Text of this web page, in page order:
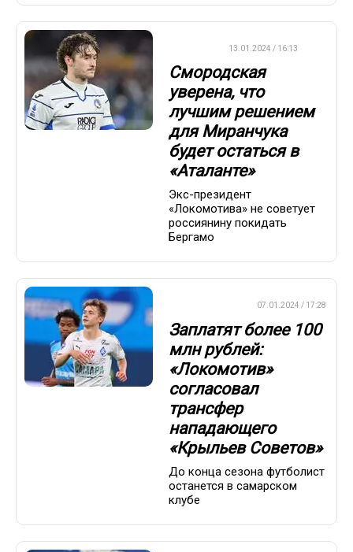
13.01.2024 / 16:13
Смородская
уверена, что
лучшим решением
для Миранчука
будет остаться в
«Аталанте»
Экс-президент
«Локомотива» не советует
россиянину покидать
Бергамо
07.01.2024 / 17:28
Заплатят более 100
млн рублей:
«Локомотив»
согласовал
трансфер
нападающего
«Крыльев Советов»
До конца сезона футболист
останется в самарском
клубе